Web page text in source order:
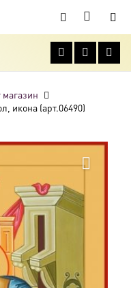
икона (арт.06490)